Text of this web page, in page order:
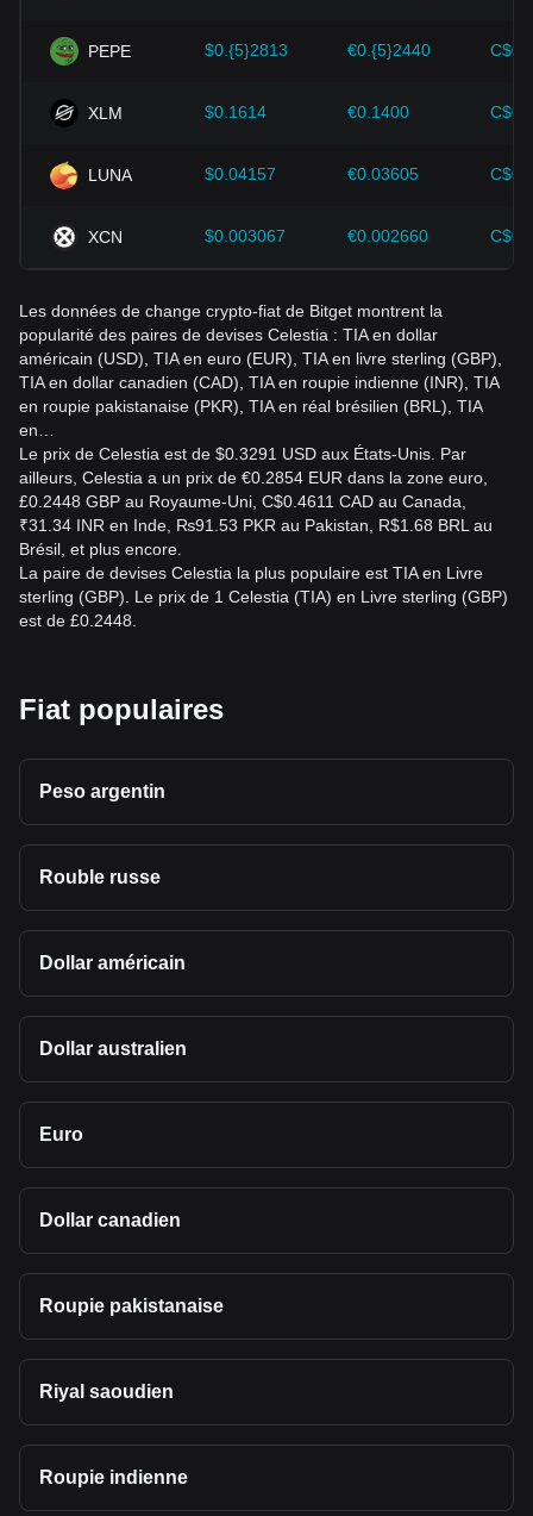
Les investisseurs doivent comprendre cette dynamique pour
éviter de prendre de mauvaises décisions. Après avoir pris
également suivre de près les variations futures du prix de
fonction de l'évolution du marché.
PEPE $0.{5}2813 €0.{5}2440
XLM $0.1614 €0.1400
LUNA $0.04157 €0.03605
XCN $0.003067 €0.002660
Les données de change crypto-fiat de Bitget montrent la
popularité des paires de devises Celestia : TIA en dollar
américain (USD), TIA en euro (EUR), TIA en livre sterling (GBP),
TIA en dollar canadien (CAD), TIA en roupie indienne (INR), TIA
en roupie pakistanaise (PKR), TIA en réal brésilien (BRL), TIA
en…
Le prix de Celestia est de $0.3291 USD aux États-Unis. Par
ailleurs, Celestia a un prix de €0.2854 EUR dans la zone euro,
£0.2448 GBP au Royaume-Uni, C$0.4611 CAD au Canada,
₹31.34 INR en Inde, ₨91.53 PKR au Pakistan, R$1.68 BRL au
Brésil, et plus encore.
La paire de devises Celestia la plus populaire est TIA en Livre
sterling (GBP). Le prix de 1 Celestia (TIA) en Livre sterling (GBP)
est de £0.2448.
Fiat populaires
Peso argentin
Rouble russe
Dollar américain
Dollar australien
Euro
Dollar canadien
Roupie pakistanaise
Riyal saoudien
Roupie indienne